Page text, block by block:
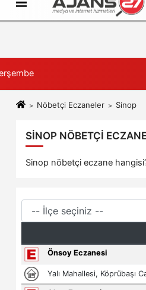
İletişim Çerez
Nöbetçi Eczaneler Sinop
SINOP NÖBETÇI
Sinop nöbetçi eczane